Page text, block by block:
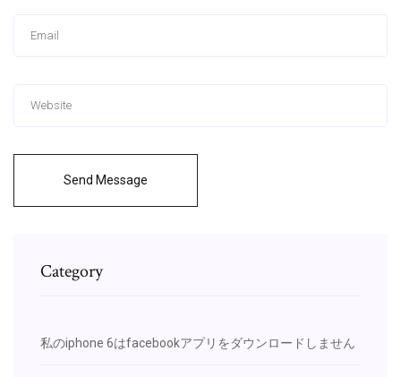
Send Message
Category
私のiphone 6はfacebookアプリをダウンロードしません